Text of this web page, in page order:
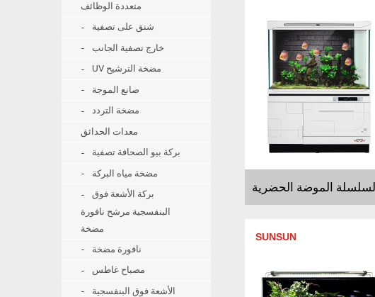
متعددة الوظائف
شنق على تصفية
خارج تصفية الجانب
UV مضخة الترشيح
صانع الموجة
مضخة التردد
معدات الحدائق
بركة بيو الصحافة تصفية
مضخة مياه البركة
بركة الأشعة فوق
البنفسجية مرشح نافورة
مضخة
نافورة مضخة
مصباح غاطس
الأشعة فوق البنفسجية
SUNSUN